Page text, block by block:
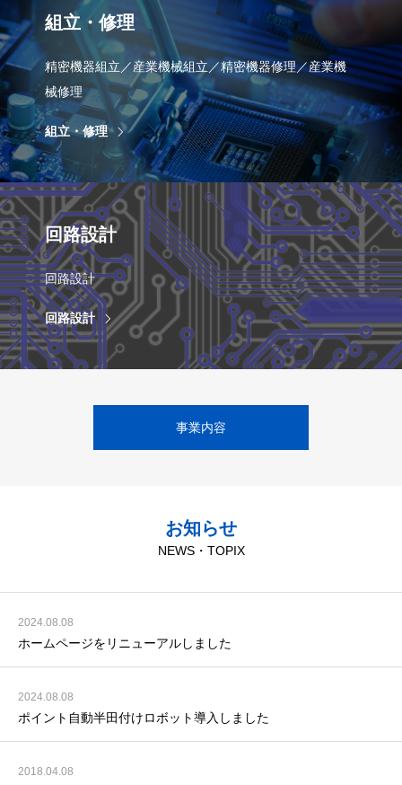
組立・修理
精密機器組立／産業機械組立／精密機器修理／産業機
械修理
組立・修理
回路設計
回路設計
回路設計
事業内容
お知らせ
NEWS・TOPIX
2024.08.08
ホームページをリニューアルしました
2024.08.08
ポイント自動半田付けロボット導入しました
2018.04.08